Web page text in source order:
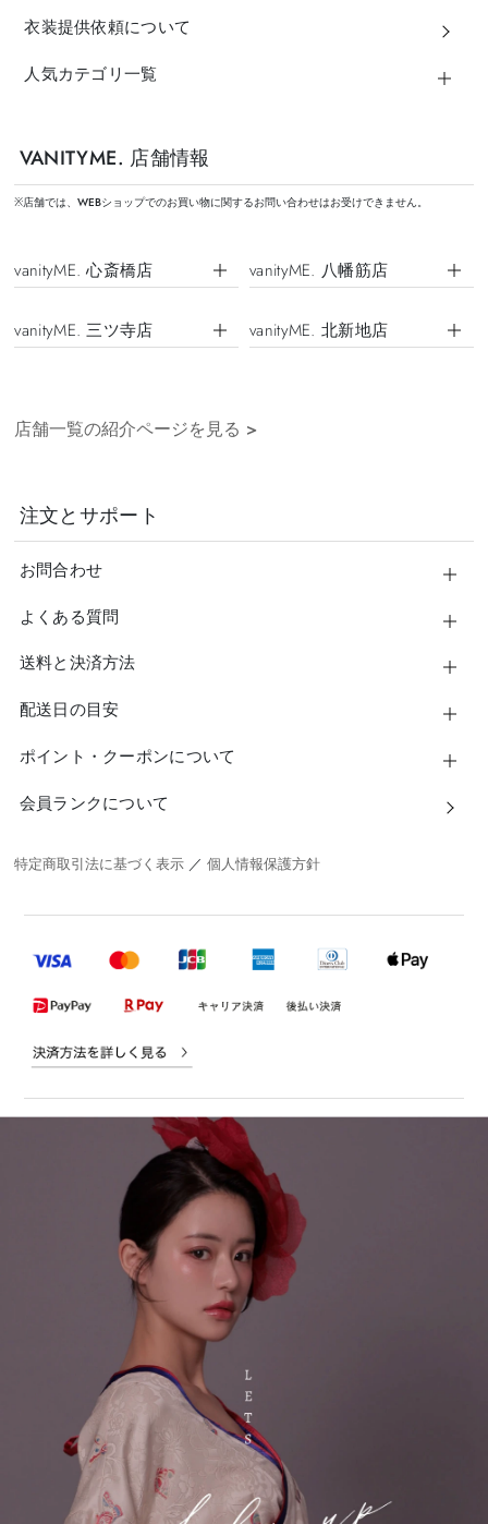
衣装提供依頼について
人気カテゴリ一覧
VANITYME. 店舗情報
※店舗では、WEBショップでのお買い物に関するお問い合わせはお受けできません。
vanityME. 心斎橋店 vanityME. 八幡筋店
vanityME. 三ツ寺店 vanityME. 北新地店
店舗一覧の紹介ページを見る >
注文とサポート
お問合わせ
よくある質問
送料と決済方法
配送日の目安
ポイント・クーポンについて
会員ランクについて
特定商取引法に基づく表示 ／個人情報保護方針